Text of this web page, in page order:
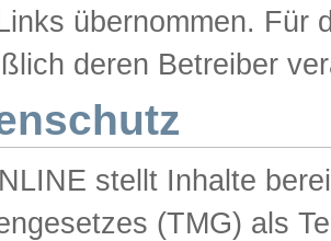
übernommen. Für
deren Betreiber
stellt Inhalte
(TMG) als